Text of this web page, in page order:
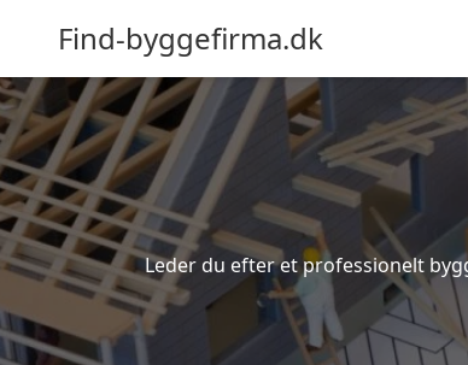
Find-byggefirma.dk
Leder du efter et professionelt